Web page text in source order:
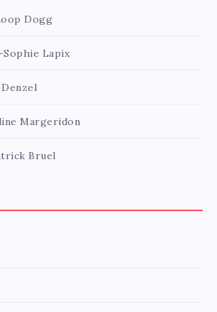
Dogg
Lapix
Margeridon
Bruel